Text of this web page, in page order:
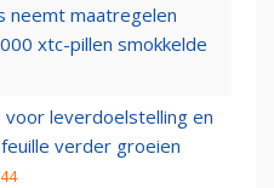
neemt maatregelen
xtc-pillen smokkelde
voor leverdoelstelling en
verder groeien